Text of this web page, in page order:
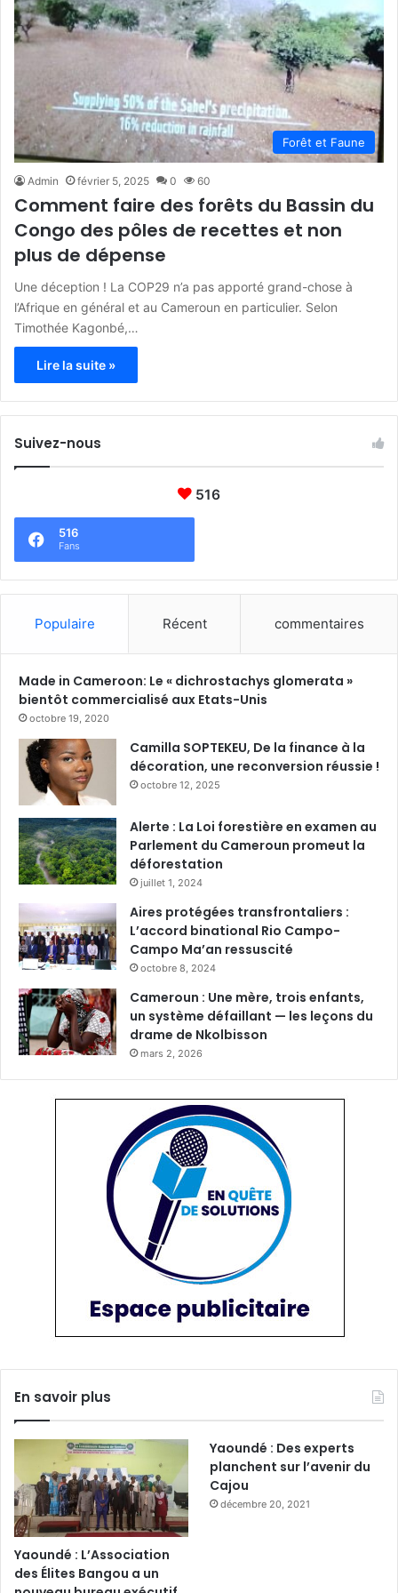
Forêt et Faune
Admin février 5, 2025 0 60
Comment faire des forêts du Bassin du
Congo des pôles de recettes et non
plus de dépense
Une déception ! La COP29 n’a pas apporté grand-chose à
l’Afrique en général et au Cameroun en particulier. Selon
Timothée Kagonbé,…
Lire la suite »
Suivez-nous
516
516
Fans
Populaire Récent commentaires
Made in Cameroon: Le « dichrostachys glomerata »
bientôt commercialisé aux Etats-Unis
octobre 19, 2020
Camilla SOPTEKEU, De la finance à la
décoration, une reconversion réussie !
octobre 12, 2025
Alerte : La Loi forestière en examen au
Parlement du Cameroun promeut la
déforestation
juillet 1, 2024
Aires protégées transfrontaliers :
L’accord binational Rio Campo-
Campo Ma’an ressuscité
octobre 8, 2024
Cameroun : Une mère, trois enfants,
un système défaillant — les leçons du
drame de Nkolbisson
mars 2, 2026
En savoir plus
Yaoundé : L’Association
des Élites Bangou a un
Yaoundé : Des experts
planchent sur l’avenir du
Cajou
décembre 20, 2021